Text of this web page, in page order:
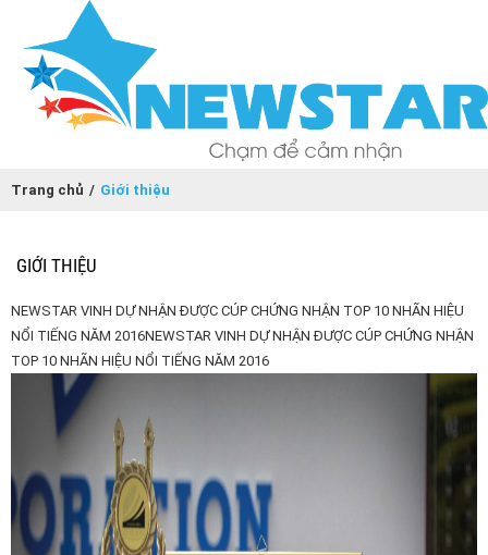
Trang chủ / Giới thiệu
GIỚI THIỆU
NEWSTAR VINH DỰ NHẬN ĐƯỢC CÚP CHỨNG NHẬN TOP 10 NHÃN HIỆU
NỔI TIẾNG NĂM 2016NEWSTAR VINH DỰ NHẬN ĐƯỢC CÚP CHỨNG NHẬN
TOP 10 NHÃN HIỆU NỔI TIẾNG NĂM 2016